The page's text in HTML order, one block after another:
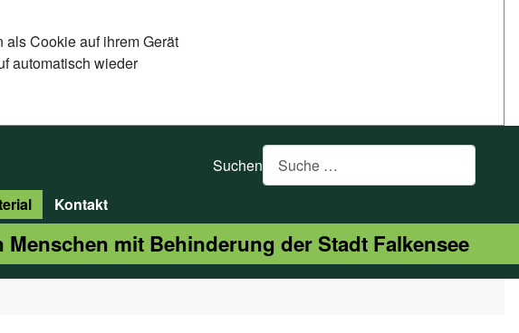
Cookie auf ihrem Gerät
automatisch wieder
Kontakt
Suchen
mit Behinderung der Stadt Falkensee